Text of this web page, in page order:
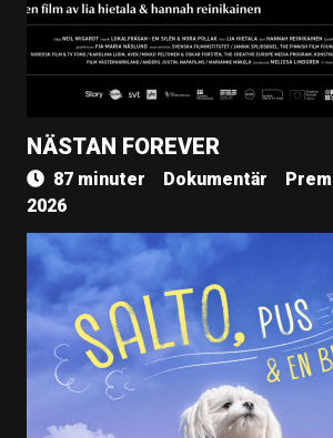
NÄSTAN FOREVER
87 minuter Dokumentär
2026